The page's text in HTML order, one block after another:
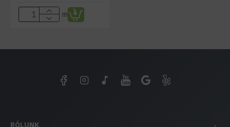
m
RÓLUNK